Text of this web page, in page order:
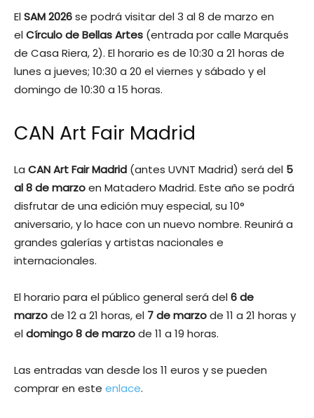
ElSAM 2026se podrá visitar del 3 al 8 de marzo en
elCírculo de Bellas Artes (entrada por calle Marqués
de Casa Riera, 2). El horario es de 10:30 a 21 horas de
lunes a jueves; 10:30 a 20 el viernes y sábado y el
domingo de 10:30 a 15 horas.
CAN Art Fair Madrid
La CAN Art Fair Madrid (antes UVNT Madrid) será del 5
al 8 de marzoen Matadero Madrid. Este año se podrá
disfrutar de una edición muy especial, su 10°
aniversario, y lo hace con un nuevo nombre. Reunirá a
grandes galerías y artistas nacionales e
internacionales.
El horario para el público general será del6 de
marzode 12 a 21 horas, el 7 de marzode 11 a 21 horas y
eldomingo 8 de marzode 11 a 19 horas.
Las entradas van desde los 11 euros y se pueden
comprar en este enlace.